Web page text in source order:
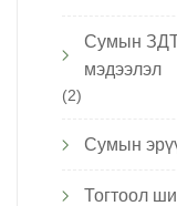
Сумын
мэдээлэл
(2)
Сумын
Тогтоол